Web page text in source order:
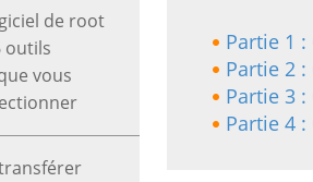
de root
outils
vous
Partie 1
Partie 2
Partie 3
Partie 4